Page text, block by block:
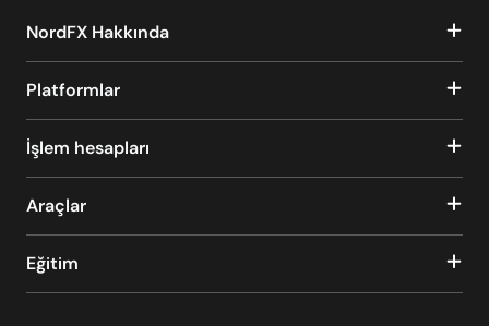
NordFX Hakkında
Platformlar
İşlem hesapları
Araçlar
Eğitim